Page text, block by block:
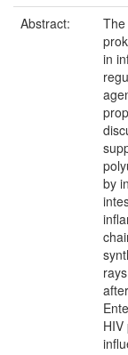
Abstract:
in
by